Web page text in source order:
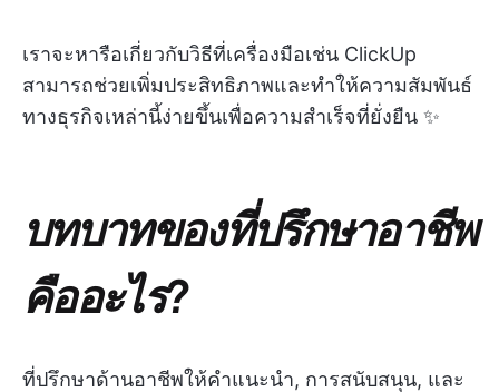
เราจะหารือเกี่ยวกับวิธีที่เครื่องมือเช่น ClickUp
สามารถช่วยเพิ่มประสิทธิภาพและทำให้ความสัมพันธ์
ทางธุรกิจเหล่านี้ง่ายขึ้นเพื่อความสำเร็จที่ยั่งยืน ✨
บทบาทของที่ปรึกษาอาชีพ
คืออะไร?
ที่ปรึกษาด้านอาชีพให้คำแนะนำ, การสนับสนุน, และ